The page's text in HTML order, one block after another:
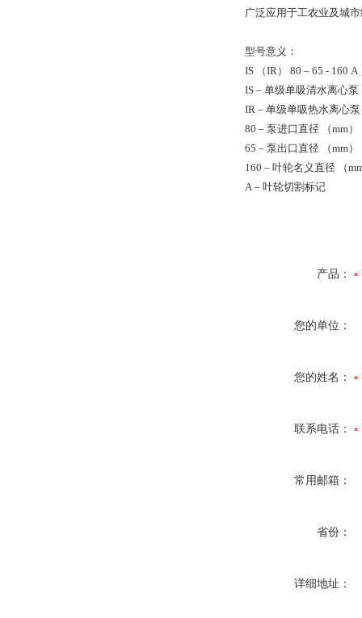
广泛应用于工农业及城
型号意义：
IS （IR） 80 – 65 - 160 A
IS – 单级单吸清水离心
IR – 单级单吸热水离心
80 – 泵进口直径 （mm
65 – 泵出口直径 （mm
160 – 叶轮名义直径 （
A – 叶轮切割标记
产品：
您的单位：
您的姓名：
联系电话：
常用邮箱：
省份：
详细地址：